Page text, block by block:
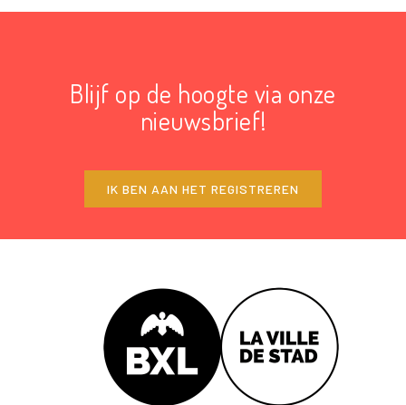
Blijf op de hoogte via onze
nieuwsbrief!
IK BEN AAN HET REGISTREREN